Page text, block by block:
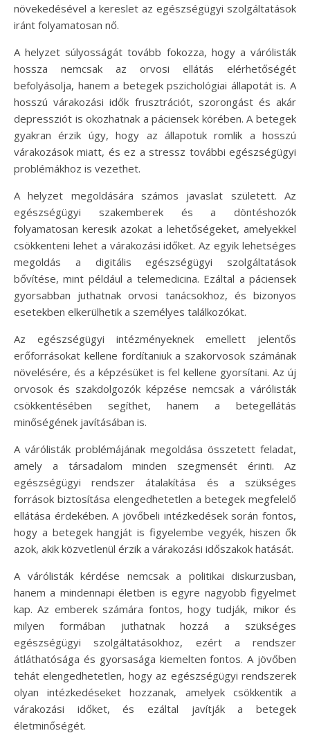
növekedésével a kereslet az egészségügyi szolgáltatások
iránt folyamatosan nő.
A helyzet súlyosságát tovább fokozza, hogy a várólisták
hossza nemcsak az orvosi ellátás elérhetőségét
befolyásolja, hanem a betegek pszichológiai állapotát is. A
hosszú várakozási idők frusztrációt, szorongást és akár
depressziót is okozhatnak a páciensek körében. A betegek
gyakran érzik úgy, hogy az állapotuk romlik a hosszú
várakozások miatt, és ez a stressz további egészségügyi
problémákhoz is vezethet.
A helyzet megoldására számos javaslat született. Az
egészségügyi szakemberek és a döntéshozók
folyamatosan keresik azokat a lehetőségeket, amelyekkel
csökkenteni lehet a várakozási időket. Az egyik lehetséges
megoldás a digitális egészségügyi szolgáltatások
bővítése, mint például a telemedicina. Ezáltal a páciensek
gyorsabban juthatnak orvosi tanácsokhoz, és bizonyos
esetekben elkerülhetik a személyes találkozókat.
Az egészségügyi intézményeknek emellett jelentős
erőforrásokat kellene fordítaniuk a szakorvosok számának
növelésére, és a képzésüket is fel kellene gyorsítani. Az új
orvosok és szakdolgozók képzése nemcsak a várólisták
csökkentésében segíthet, hanem a betegellátás
minőségének javításában is.
A várólisták problémájának megoldása összetett feladat,
amely a társadalom minden szegmensét érinti. Az
egészségügyi rendszer átalakítása és a szükséges
források biztosítása elengedhetetlen a betegek megfelelő
ellátása érdekében. A jövőbeli intézkedések során fontos,
hogy a betegek hangját is figyelembe vegyék, hiszen ők
azok, akik közvetlenül érzik a várakozási időszakok hatását.
A várólisták kérdése nemcsak a politikai diskurzusban,
hanem a mindennapi életben is egyre nagyobb figyelmet
kap. Az emberek számára fontos, hogy tudják, mikor és
milyen formában juthatnak hozzá a szükséges
egészségügyi szolgáltatásokhoz, ezért a rendszer
átláthatósága és gyorsasága kiemelten fontos. A jövőben
tehát elengedhetetlen, hogy az egészségügyi rendszerek
olyan intézkedéseket hozzanak, amelyek csökkentik a
várakozási időket, és ezáltal javítják a betegek
életminőségét.